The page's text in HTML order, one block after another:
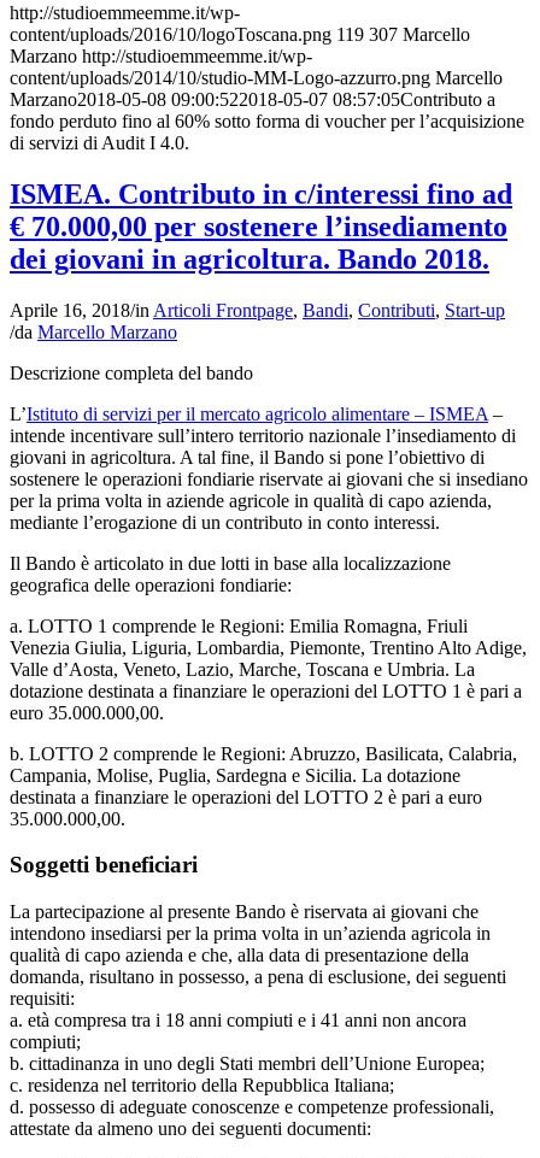
http://studioemmeemme.it/wp-
content/uploads/2016/10/logoToscana.png 119 307 Marcello
Marzano http://studioemmeemme.it/wp-
content/uploads/2014/10/studio-MM-Logo-azzurro.png Marcello
Marzano2018-05-08 09:00:522018-05-07 08:57:05Contributo a
fondo perduto fino al 60% sotto forma di voucher per l’acquisizione
di servizi di Audit I 4.0.
ISMEA. Contributo in c/interessi fino ad
€ 70.000,00 per sostenere l’insediamento
dei giovani in agricoltura. Bando 2018.
Aprile 16, 2018/in Articoli Frontpage, Bandi, Contributi, Start-up
/da Marcello Marzano
Descrizione completa del bando
L’Istituto di servizi per il mercato agricolo alimentare – ISMEA –
intende incentivare sull’intero territorio nazionale l’insediamento di
giovani in agricoltura. A tal fine, il Bando si pone l’obiettivo di
sostenere le operazioni fondiarie riservate ai giovani che si insediano
per la prima volta in aziende agricole in qualità di capo azienda,
mediante l’erogazione di un contributo in conto interessi.
Il Bando è articolato in due lotti in base alla localizzazione
geografica delle operazioni fondiarie:
a. LOTTO 1 comprende le Regioni: Emilia Romagna, Friuli
Venezia Giulia, Liguria, Lombardia, Piemonte, Trentino Alto Adige,
Valle d’Aosta, Veneto, Lazio, Marche, Toscana e Umbria. La
dotazione destinata a finanziare le operazioni del LOTTO 1 è pari a
euro 35.000.000,00.
b. LOTTO 2 comprende le Regioni: Abruzzo, Basilicata, Calabria,
Campania, Molise, Puglia, Sardegna e Sicilia. La dotazione
destinata a finanziare le operazioni del LOTTO 2 è pari a euro
35.000.000,00.
Soggetti beneficiari
La partecipazione al presente Bando è riservata ai giovani che
intendono insediarsi per la prima volta in un’azienda agricola in
qualità di capo azienda e che, alla data di presentazione della
domanda, risultano in possesso, a pena di esclusione, dei seguenti
requisiti:
a. età compresa tra i 18 anni compiuti e i 41 anni non ancora
compiuti;
b. cittadinanza in uno degli Stati membri dell’Unione Europea;
c. residenza nel territorio della Repubblica Italiana;
d. possesso di adeguate conoscenze e competenze professionali,
attestate da almeno uno dei seguenti documenti: